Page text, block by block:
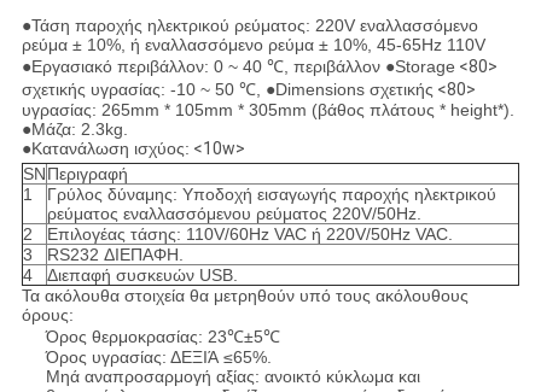
●Τάση παροχής ηλεκτρικού ρεύματος: 220V εναλλασσόμενο
ρεύμα ± 10%, ή εναλλασσόμενο ρεύμα ± 10%, 45-65Hz 110V
●Εργασιακό περιβάλλον: 0 ~ 40 ℃, περιβάλλον ●Storage <80>
σχετικής υγρασίας: -10 ~ 50 ℃, ●Dimensions σχετικής <80>
υγρασίας: 265mm * 105mm * 305mm (βάθος πλάτους * height*).
●Μάζα: 2.3kg.
●Κατανάλωση ισχύος: <10w>
SNΠεριγραφή
1
Γρύλος δύναμης: Υποδοχή εισαγωγής παροχής ηλεκτρικού
ρεύματος εναλλασσόμενου ρεύματος 220V/50Hz.
2
Επιλογέας τάσης: 110V/60Hz VAC ή 220V/50Hz VAC.
3
RS232 ΔΙΕΠΑΦΗ.
4
Διεπαφή συσκευών USB.
Τα ακόλουθα στοιχεία θα μετρηθούν υπό τους ακόλουθους
όρους:
Όρος θερμοκρασίας: 23℃±5℃
Όρος υγρασίας: ΔΕΞΙΆ ≤65%.
Μηά αναπροσαρμογή αξίας: ανοικτό κύκλωμα και